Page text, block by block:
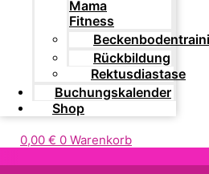
Mama
Fitness
Rückbildung
Rektusdiastase
Buchungskalender
Shop
0,00 € 0 Warenkorb